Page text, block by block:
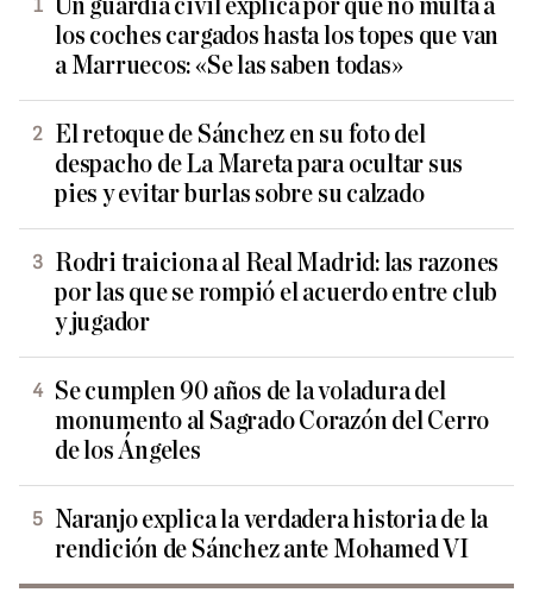
Un guardia civil explica por qué no multa a
los coches cargados hasta los topes que van
a Marruecos: «Se las saben todas»
El retoque de Sánchez en su foto del
despacho de La Mareta para ocultar sus
pies y evitar burlas sobre su calzado
Rodri traiciona al Real Madrid: las razones
por las que se rompió el acuerdo entre club
y jugador
Se cumplen 90 años de la voladura del
monumento al Sagrado Corazón del Cerro
de los Ángeles
Naranjo explica la verdadera historia de la
rendición de Sánchez ante Mohamed VI